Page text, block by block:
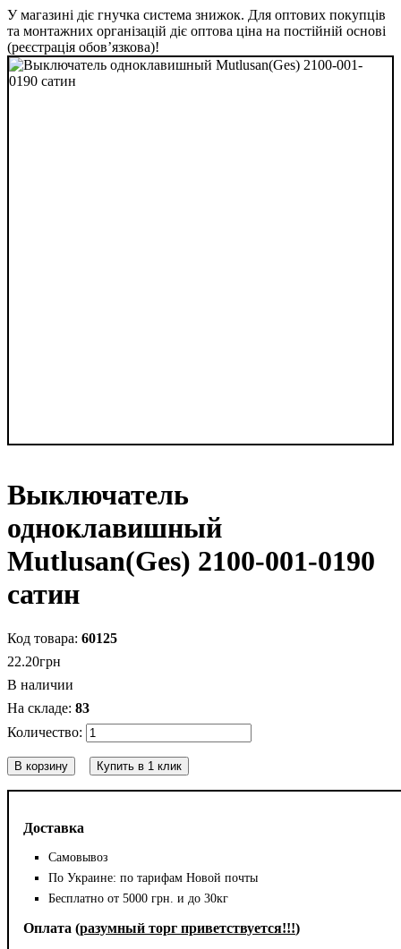
У магазині діє гнучка система знижок. Для оптових покупців
та монтажних організацій діє оптова ціна на постійній основі
(реєстрація обов’язкова)!
Выключатель
одноклавишный
Mutlusan(Ges) 2100-001-0190
сатин
Доставка
Самовывоз
По Украине: по тарифам Новой почты
Бесплатно от 5000 грн. и до 30кг
Оплата (разумный торг приветствуется!!!)
60125
22.20грн
В наличии
83
В корзину Купить в 1 клик